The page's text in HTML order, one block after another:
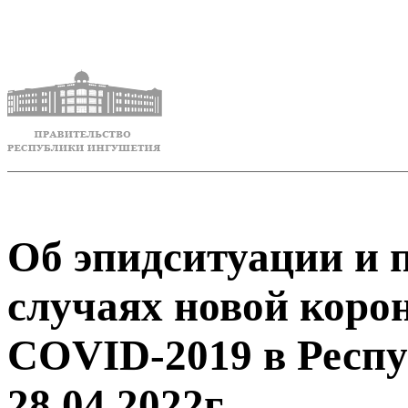
Об эпидситуации и
случаях новой
COVID-2019 в